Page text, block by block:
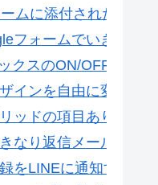
ームに添付された複数
フォームでいきなり
クスのON/OFFで項
インを自由に変更す
ッドの項目ありの自
なり返信メールを送
をLINEに通知する方